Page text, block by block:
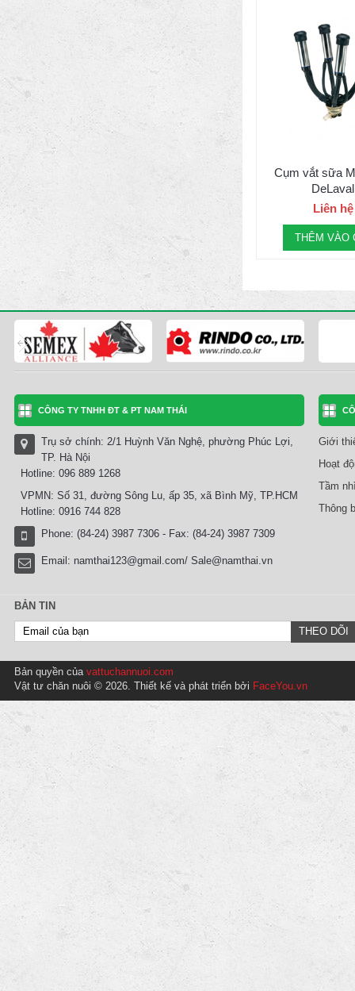
Cụm vắt sữa
DeLaval
Liên hệ
THÊM VÀO
CÔNG TY TNHH ĐT & PT NAM THÁI
Trụ sở chính: 2/1 Huỳnh Văn Nghệ, phường Phúc Lợi,
TP. Hà Nội
Hotline: 096 889 1268
VPMN: Số 31, đường Sông Lu, ấp 35, xã Bình Mỹ, TP.HCM
Hotline: 0916 744 828
Phone: (84-24) 3987 7306 - Fax: (84-24) 3987 7309
Email: namthai123@gmail.com/ Sale@namthai.vn
Giới
Hoạt
Tầm
Thông
BẢN TIN
Bản quyền của vattuchannuoi.com
Vật tư chăn nuôi © 2026. Thiết kế và phát triển bởi FaceYou.vn